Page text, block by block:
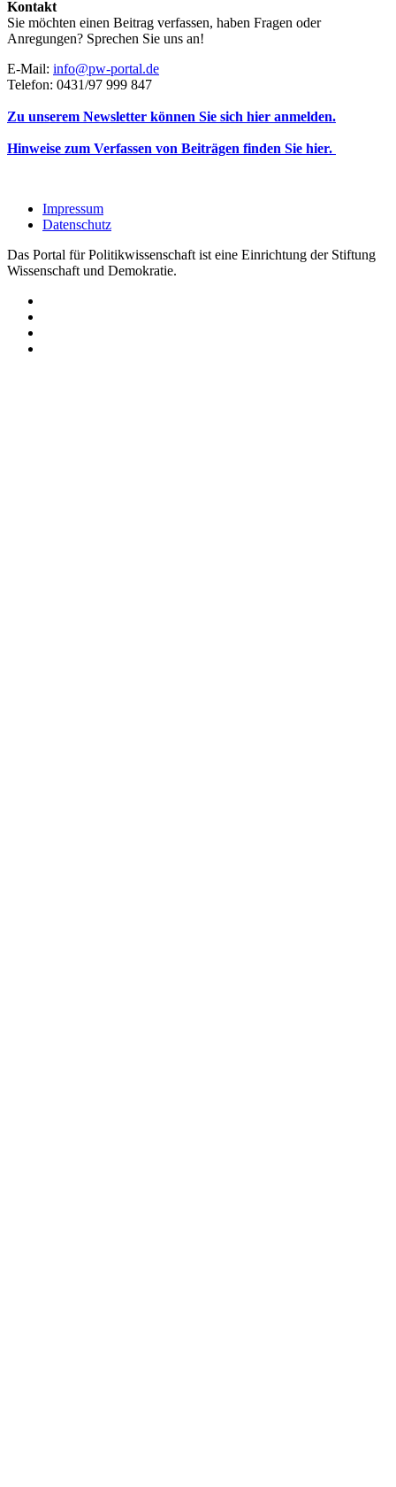
Kontakt
Sie möchten einen Beitrag verfassen, haben Fragen oder
Anregungen? Sprechen Sie uns an!
E-Mail: info@pw-portal.de
Telefon: 0431/97 999 847
Zu unserem Newsletter können Sie sich hier anmelden.
Hinweise zum Verfassen von Beiträgen finden Sie hier.
Impressum
Datenschutz
Das Portal für Politikwissenschaft ist eine Einrichtung der Stiftung
Wissenschaft und Demokratie.